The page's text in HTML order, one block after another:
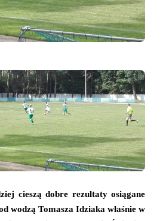
cieszą dobre rezultaty osiągane
wodzą Tomasza Idziaka właśnie w